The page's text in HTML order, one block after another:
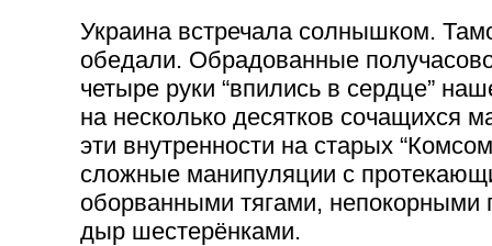
Украина встречала солнышком.
обедали. Обрадованные
четыре руки “впились в сердце”
на несколько десятков сочащихся
эти внутренности на старых
сложные манипуляции с
оборванными тягами,
дыр шестерёнками.